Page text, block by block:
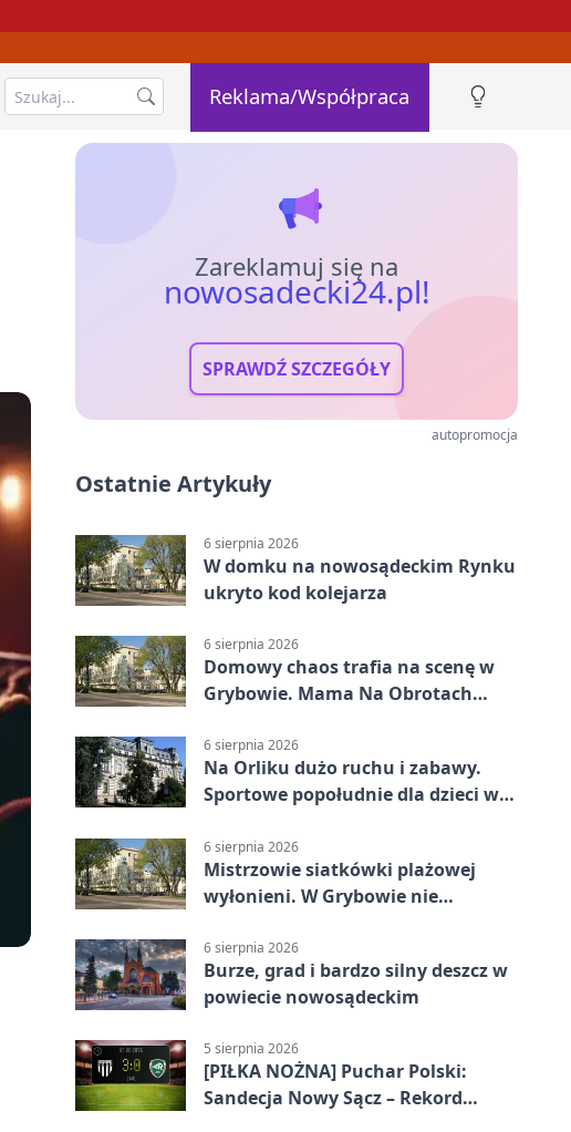
Reklama/Współpraca
Zareklamuj się na
nowosadecki24.pl!
SPRAWDŹ SZCZEGÓŁY
autopromocja
Ostatnie Artykuły
6 sierpnia 2026
W domku na nowosądeckim Rynku
ukryto kod kolejarza
6 sierpnia 2026
Domowy chaos trafia na scenę w
Grybowie. Mama Na Obrotach
6 sierpnia 2026
Na Orliku dużo ruchu i zabawy.
Sportowe popołudnie dla dzieci w
6 sierpnia 2026
Mistrzowie siatkówki plażowej
wyłonieni. W Grybowie nie
6 sierpnia 2026
Burze, grad i bardzo silny deszcz w
powiecie nowosądeckim
5 sierpnia 2026
[PIŁKA NOŻNA] Puchar Polski:
Sandecja Nowy Sącz – Rekord